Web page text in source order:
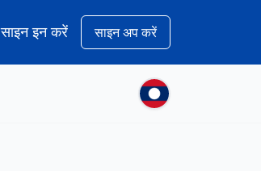
साइन इन करें साइन अप करें